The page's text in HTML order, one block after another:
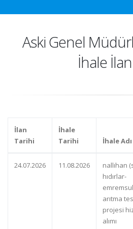
Aski Genel
İhale
İlan
Tarihi
İhale
Tarihi
İhale Adı
24.07.2026 11.08.2026
nallıhan
hıdırlar-
arıtma
projesi
alımı